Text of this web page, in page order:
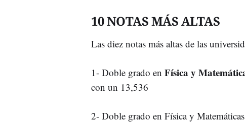
10 NOTAS MÁS ALTAS
Las diez notas más altas de las
1- Doble grado en Física y
con un 13,536
2- Doble grado en Física y